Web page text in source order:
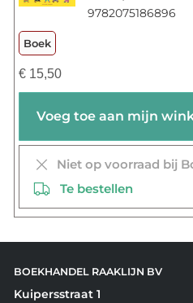
9782075186896
Boek
€15,50
Niet op voorraad bij
Te bestellen
BOEKHANDEL RAAKLIJN BV
Kuipersstraat 1